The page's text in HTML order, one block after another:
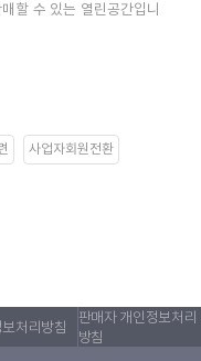
할 수 있는 열린공간입니
사업자회원전환
처리방침
판매자 개인정보처리
방침